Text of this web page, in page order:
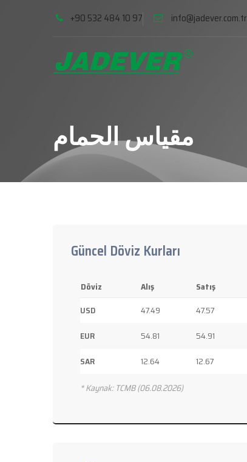
+90 532 484 10 97 info@jadever.com.tr
مقياس الحمام
Güncel Döviz Kurları
Döviz Alış
Satış
USD
47.49
47.57
EUR
54.81
54.91
SAR
12.64
12.67
* Kaynak: TCMB (06.08.2026)